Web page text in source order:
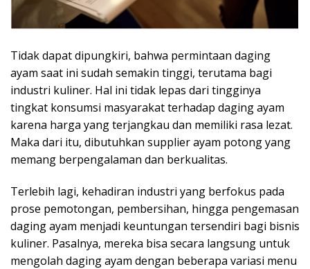
Tidak dapat dipungkiri, bahwa permintaan daging
ayam saat ini sudah semakin tinggi, terutama bagi
industri kuliner. Hal ini tidak lepas dari tingginya
tingkat konsumsi masyarakat terhadap daging ayam
karena harga yang terjangkau dan memiliki rasa lezat.
Maka dari itu, dibutuhkan supplier ayam potong yang
memang berpengalaman dan berkualitas.
Terlebih lagi, kehadiran industri yang berfokus pada
prose pemotongan, pembersihan, hingga pengemasan
daging ayam menjadi keuntungan tersendiri bagi bisnis
kuliner. Pasalnya, mereka bisa secara langsung untuk
mengolah daging ayam dengan beberapa variasi menu